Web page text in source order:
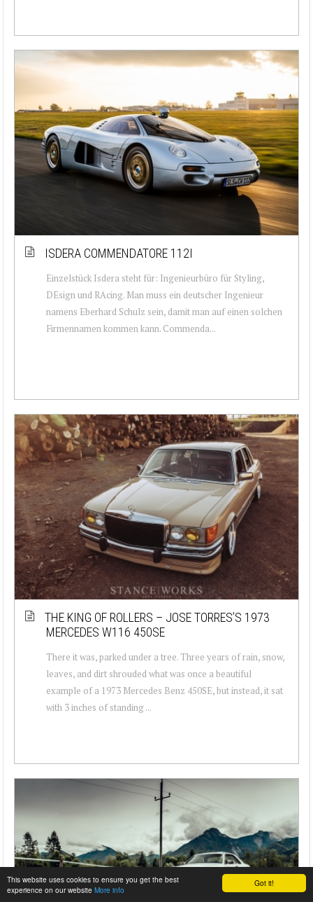
Got it!
This website uses cookies to ensure you get the best
experience on our website More info
ISDERA COMMENDATORE 112I
Einzelstück Isdera steht für: Ingenieurbüro für Styling,
DEsign und RAcing. Man muss ein deutscher Ingenieur
namens Eberhard Schulz sein, damit man auf einen solchen
Firmennamen kommen kann. Commenda...
THE KING OF ROLLERS – JOSE TORRES’S 1973
MERCEDES W116 450SE
There it was, parked under a tree. Three years of rain, snow,
leaves, and dirt shrouded what was once a beautiful
example of a 1973 Mercedes Benz 450SE, but instead, it sat
with 3 inches of standing ...